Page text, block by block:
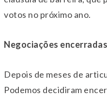
votos no próximo ano.
Negociações encerradas
Depois de meses de
Podemos decidiram